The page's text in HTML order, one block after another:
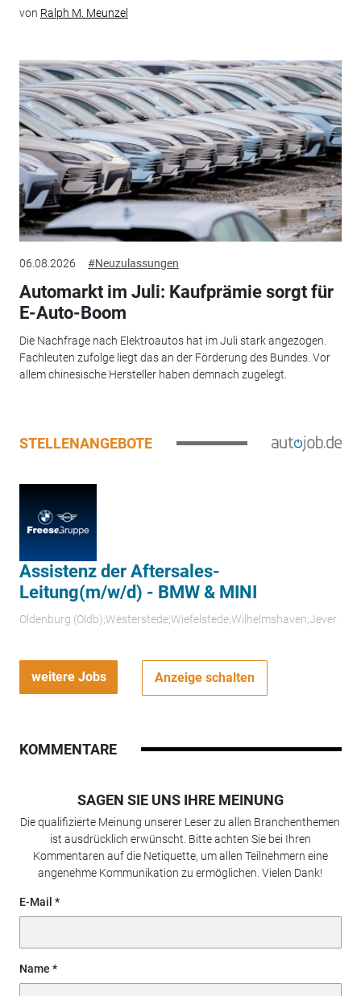
von Ralph M. Meunzel
06.08.2026 #Neuzulassungen
Automarkt im Juli: Kaufprämie sorgt für
E-Auto-Boom
Die Nachfrage nach Elektroautos hat im Juli stark angezogen.
Fachleuten zufolge liegt das an der Förderung des Bundes. Vor
allem chinesische Hersteller haben demnach zugelegt.
STELLENANGEBOTE
Assistenz der Aftersales-
Leitung(m/w/d) - BMW & MINI
Oldenburg (Oldb);Westerstede;Wiefelstede;Wilhelmshaven;Jever
weitere Jobs Anzeige schalten
KOMMENTARE
SAGEN SIE UNS IHRE MEINUNG
Die qualifizierte Meinung unserer Leser zu allen Branchenthemen
ist ausdrücklich erwünscht. Bitte achten Sie bei Ihren
Kommentaren auf die Netiquette, um allen Teilnehmern eine
angenehme Kommunikation zu ermöglichen. Vielen Dank!
E-Mail
Name